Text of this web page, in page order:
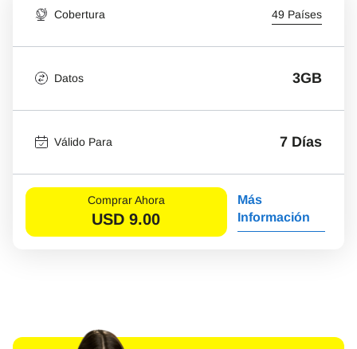
Cobertura 49 Países
Datos 3GB
Válido Para 7 Días
Comprar Ahora
USD 9.00
Más
Información